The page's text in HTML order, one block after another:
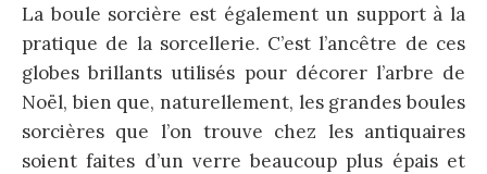
La boule sorcière est également un support à la
pratique de la sorcellerie. C’est l’ancêtre de ces
globes brillants utilisés pour décorer l’arbre de
Noël, bien que, naturellement, les grandes boules
sorcières que l’on trouve chez les antiquaires
soient faites d’un verre beaucoup plus épais et